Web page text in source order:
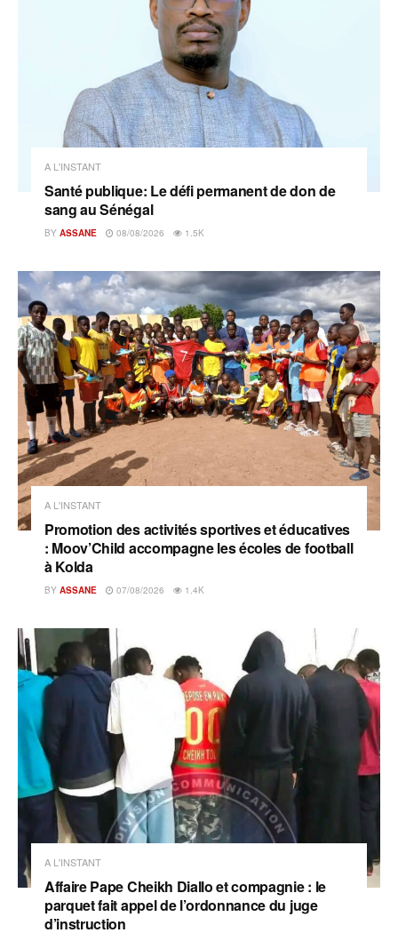
A L'INSTANT
Santé publique: Le défi permanent de don de
sang au Sénégal
BY ASSANE 08/08/2026 1.5K
A L'INSTANT
Promotion des activités sportives et éducatives
: Moov’Child accompagne les écoles de football
à Kolda
BY ASSANE 07/08/2026 1.4K
A L'INSTANT
Affaire Pape Cheikh Diallo et compagnie : le
parquet fait appel de l’ordonnance du juge
d’instruction